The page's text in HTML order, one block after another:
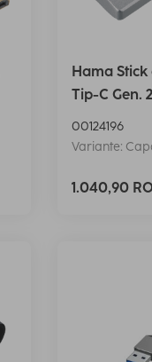
Hama Stick
Tip-C Gen.
00124196
Variante:
1.040,90